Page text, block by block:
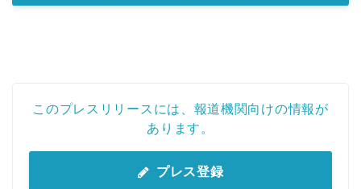
このプレスリリースには、報道機関向けの情報が
あります。
プレス登録